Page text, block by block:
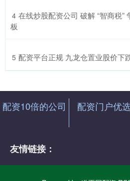
4 在线炒股配资公司 破解 “智商税”
板
5 配资平台正规 九龙仓置业股价下
配资10倍的公司 配资门户优
友情链接：